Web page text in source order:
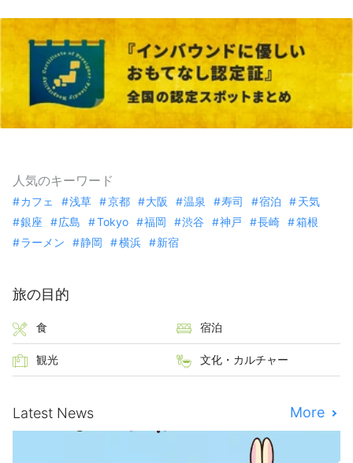
人気のキーワード
カフェ 浅草 京都 大阪 温泉 寿司 宿泊
天気
銀座
広島 Tokyo 福岡 渋谷 神戸 長崎
箱根
ラーメン
静岡 横浜 新宿
旅の目的
食 宿泊
観光 文化・カルチャー
Latest News More